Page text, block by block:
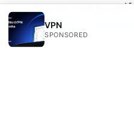
promos et
南与实用技巧，助你安
私保护
VPN
SPONSORED